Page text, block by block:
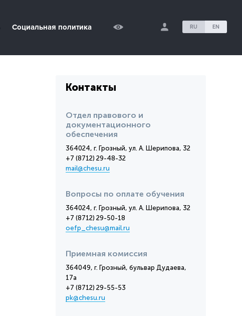
Социальная политика RU EN
Контакты
Отдел правового и
документационного
обеспечения
364024, г. Грозный, ул. А. Шерипова, 32
+7 (8712) 29-48-32
mail@chesu.ru
Вопросы по оплате обучения
364024, г. Грозный, ул. А. Шерипова, 32
+7 (8712) 29-50-18
oefp_chesu@mail.ru
Приемная комиссия
364049, г. Грозный, бульвар Дудаева,
17а
+7 (8712) 29-55-53
pk@chesu.ru